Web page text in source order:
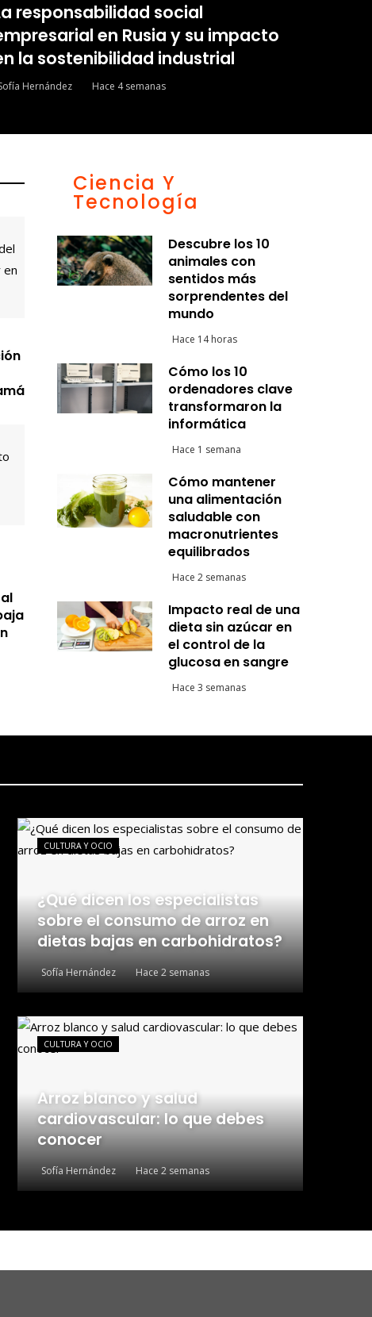
responsabilidad social
en Rusia y su impacto
la sostenibilidad industrial
Hernández Hace 4 semanas
Ciencia Y
Tecnología
Descubre los 10
animales con
sentidos más
sorprendentes del
mundo
Hace 14 horas
Cómo los 10
ordenadores clave
transformaron la
informática
Hace 1 semana
Cómo mantener
una alimentación
saludable con
macronutrientes
equilibrados
Hace 2 semanas
Impacto real de una
dieta sin azúcar en
el control de la
glucosa en sangre
Hace 3 semanas
CULTURA Y OCIO
¿Qué dicen los especialistas
sobre el consumo de arroz en
dietas bajas en carbohidratos?
Sofía Hernández Hace 2 semanas
CULTURA Y OCIO
Arroz blanco y salud
cardiovascular: lo que debes
conocer
Sofía Hernández Hace 2 semanas